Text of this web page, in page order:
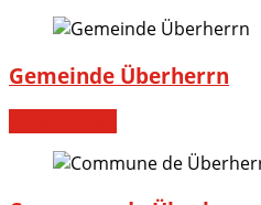
Gemeinde Überherrn